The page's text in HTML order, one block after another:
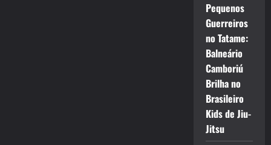
Pequenos
Guerreiros
no Tatame:
Balneário
Camboriú
Brilha no
Brasileiro
Kids de Jiu-
Jitsu